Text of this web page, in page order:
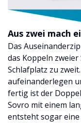
Aus zwei mach
Das
das Koppeln
Schlafplatz zu
aufeinanderlegen
fertig ist der
Sovro mit einem
entsteht sogar